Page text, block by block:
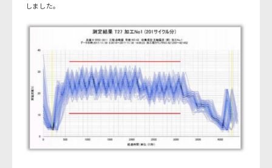
しました。